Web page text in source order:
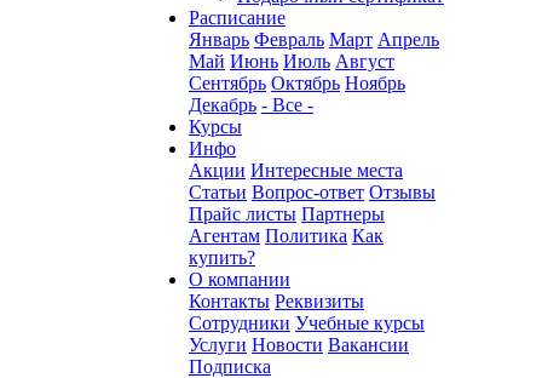
Расписание
Январь Февраль Март Апрель
Май Июнь Июль Август
Сентябрь Октябрь Ноябрь
Декабрь - Все -
Курсы
Инфо
Акции Интересные места
Статьи Вопрос-ответ Отзывы
Прайс листы Партнеры
Агентам Политика Как
купить?
О компании
Контакты Реквизиты
Сотрудники Учебные курсы
Услуги Новости Вакансии
Подписка